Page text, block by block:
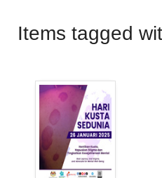
Items tagged